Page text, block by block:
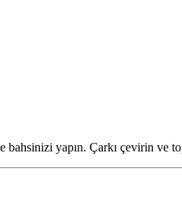
yapın. Çarkı çevirin ve